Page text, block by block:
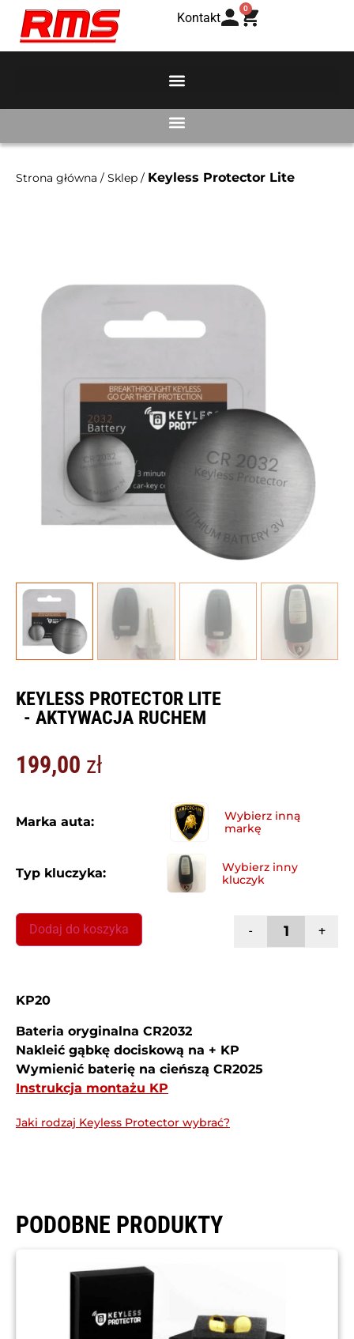
Kontakt
0
Strona główna / Sklep / Keyless Protector Lite
KEYLESS PROTECTOR LITE
- AKTYWACJA RUCHEM
199,00 zł
Marka auta:
Typ kluczyka:
- +
Dodaj do koszyka
KP20
Bateria oryginalna CR2032
Nakleić gąbkę dociskową na + KP
Wymienić baterię na cieńszą CR2025
Instrukcja montażu KP
Jaki rodzaj Keyless Protector wybrać?
PODOBNE PRODUKTY